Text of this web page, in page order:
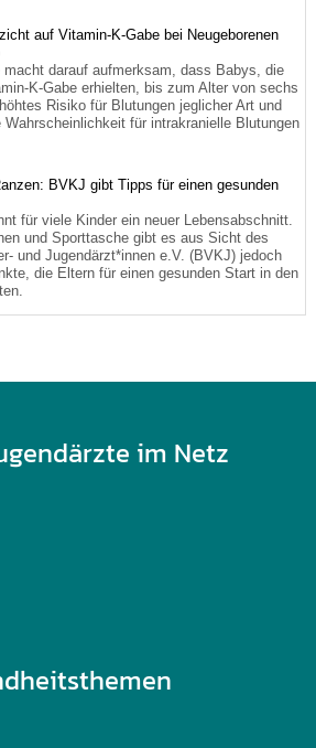
auf Vitamin-K-Gabe bei Neugeborenen
darauf aufmerksam, dass Babys, die
K-Gabe erhielten, bis zum Alter von sechs
Risiko für Blutungen jeglicher Art und
für intrakranielle Blutungen
BVKJ gibt Tipps für einen gesunden
für viele Kinder ein neuer Lebensabschnitt.
und Sporttasche gibt es aus Sicht des
und Jugendärzt*innen e.V. (BVKJ) jedoch
die Eltern für einen gesunden Start in den
im Netz